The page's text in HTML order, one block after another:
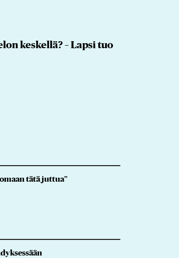
keskellä? – Lapsi tuo
tätä juttua”